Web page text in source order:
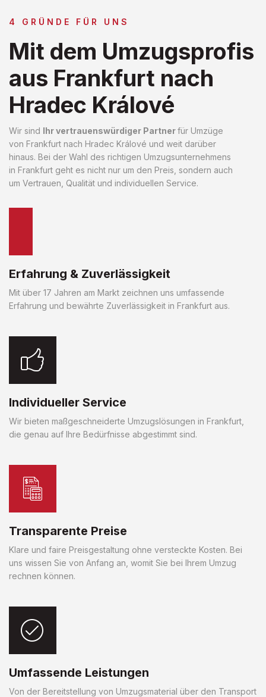
4 GRÜNDE FÜR UNS
Mit dem Umzugsprofis
aus Frankfurt nach
Hradec Králové
Wir sind Ihr vertrauenswürdiger Partnerfür Umzüge
von Frankfurt nach Hradec Králové und weit darüber
hinaus. Bei der Wahl des richtigen Umzugsunternehmens
in Frankfurt geht es nicht nur um den Preis, sondern auch
um Vertrauen, Qualität und individuellen Service.
Erfahrung & Zuverlässigkeit
Mit über 17 Jahren am Markt zeichnen uns umfassende
Erfahrung und bewährte Zuverlässigkeit in Frankfurt aus.
Individueller Service
Wir bieten maßgeschneiderte Umzugslösungen in Frankfurt,
die genau auf Ihre Bedürfnisse abgestimmt sind.
Transparente Preise
Klare und faire Preisgestaltung ohne versteckte Kosten. Bei
uns wissen Sie von Anfang an, womit Sie bei Ihrem Umzug
rechnen können.
Umfassende Leistungen
Von der Bereitstellung von Umzugsmaterial über den Transport